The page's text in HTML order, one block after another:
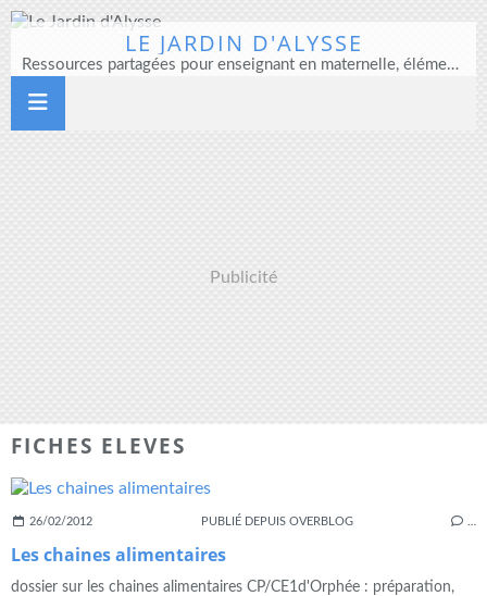
LE JARDIN D'ALYSSE
Ressources partagées pour enseignant en maternelle, élémentaire et direction d'école
Publicité
FICHES ELEVES
26/02/2012 PUBLIÉ DEPUIS OVERBLOG
Les chaines alimentaires
dossier sur les chaines alimentaires CP/CE1d'Orphée : préparation,